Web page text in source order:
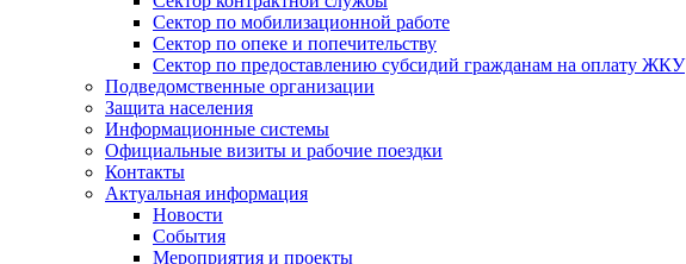
Сектор по мобилизационной работе
Сектор по опеке и попечительству
Сектор по предоставлению субсидий гражданам на оплату ЖКУ
Подведомственные организации
Защита населения
Информационные системы
Официальные визиты и рабочие поездки
Контакты
Актуальная информация
Новости
События
Мероприятия и проекты